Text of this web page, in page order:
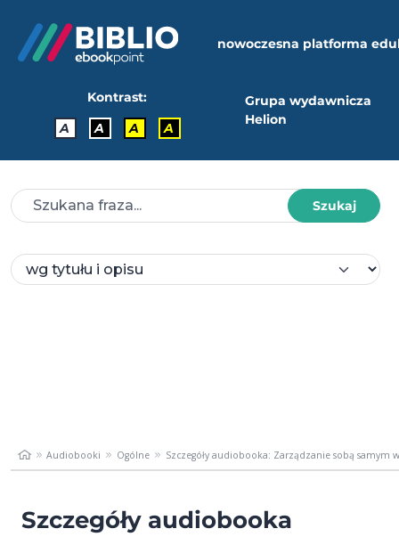
nowoczesna platforma
Kontrast:
A
A A A
Grupa wydawnicza
Helion
Szukaj
Audiobooki Ogólne Szczegóły audiobooka: Zarządzanie sobą samym
Szczegóły audiobooka